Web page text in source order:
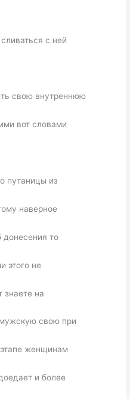
с ней
свою внутреннюю
вот словами
путаницы из
наверное
донесения то
этого не
знаете на
свою при
женщинам
и более